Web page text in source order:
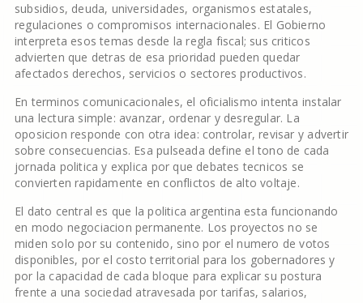
subsidios, deuda, universidades, organismos estatales,
regulaciones o compromisos internacionales. El Gobierno
interpreta esos temas desde la regla fiscal; sus criticos
advierten que detras de esa prioridad pueden quedar
afectados derechos, servicios o sectores productivos.
En terminos comunicacionales, el oficialismo intenta instalar
una lectura simple: avanzar, ordenar y desregular. La
oposicion responde con otra idea: controlar, revisar y advertir
sobre consecuencias. Esa pulseada define el tono de cada
jornada politica y explica por que debates tecnicos se
convierten rapidamente en conflictos de alto voltaje.
El dato central es que la politica argentina esta funcionando
en modo negociacion permanente. Los proyectos no se
miden solo por su contenido, sino por el numero de votos
disponibles, por el costo territorial para los gobernadores y
por la capacidad de cada bloque para explicar su postura
frente a una sociedad atravesada por tarifas, salarios,